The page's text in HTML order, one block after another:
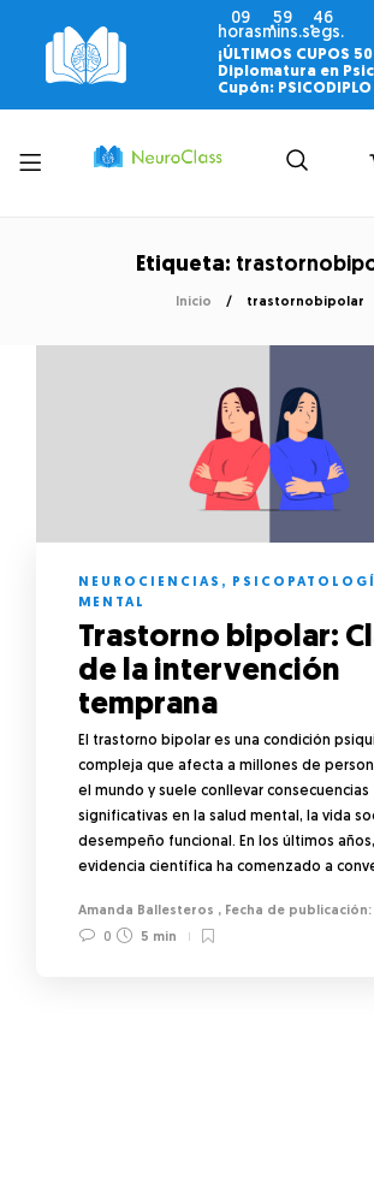
09
horas
59
mins.
46
segs.
¡ÚLTIMOS CUPOS
Diplomatura en
Cupón: PSICODIPLO
Toggle
menu
Etiqueta:
Inicio trastornobipolar
NEUROCIENCIAS ,
MENTAL
Trastorno bipolar:
de la intervención
temprana
El trastorno bipolar es una condición
compleja que afecta a millones de
el mundo y suele conllevar consecuencias
significativas en la salud mental, la vida
desempeño funcional. En los últimos
evidencia científica ha comenzado a
Amanda Ballesteros ,
0
5 min